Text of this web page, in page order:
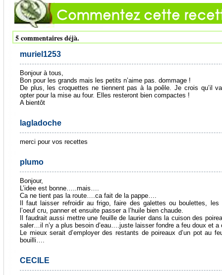
5 commentaires déjà.
muriel1253
Bonjour à tous,
Bon pour les grands mais les petits n’aime pas. dommage !
De plus, les croquettes ne tiennent pas à la poêle. Je crois qu’il
opter pour la mise au four. Elles resteront bien compactes !
A bientôt
lagladoche
merci pour vos recettes
plumo
Bonjour,
L’idee est bonne…..mais….
Ca ne tient pas la route….ca fait de la pappe….
Il faut laisser refroidir au frigo, faire des galettes ou boulettes, les
l’oeuf cru, panner et ensuite passer a l’huile bien chaude.
Il faudrait aussi mettre une feuille de laurier dans la cuison des
saler…il n’y a plus besoin d’eau….juste laisser fondre a feu doux et a
Le mieux serait d’employer des restants de poireaux d’un pot au
bouilli….
CECILE